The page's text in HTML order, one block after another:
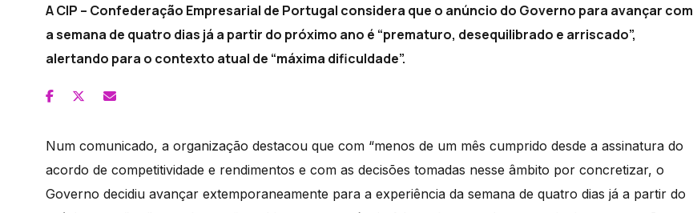
A CIP – Confederação Empresarial de Portugal considera que o anúncio do Governo para avançar com
a semana de quatro dias já a partir do próximo ano é “prematuro, desequilibrado e arriscado”,
alertando para o contexto atual de “máxima dificuldade”.
Num comunicado, a organização destacou que com “menos de um mês cumprido desde a assinatura do
acordo de competitividade e rendimentos e com as decisões tomadas nesse âmbito por concretizar, o
Governo decidiu avançar extemporaneamente para a experiência da semana de quatro dias já a partir do